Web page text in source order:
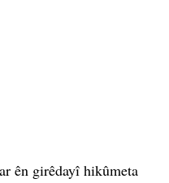
ên girêdayî hikûmeta